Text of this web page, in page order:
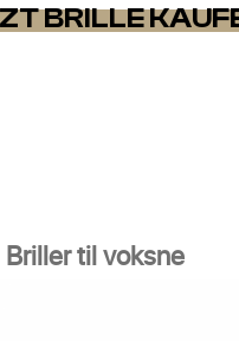
BRILLE
Briller til voksne